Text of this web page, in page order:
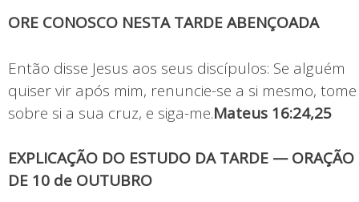
ORE CONOSCO NESTA TARDE ABENÇOADA
Então disse Jesus aos seus discípulos: Se alguém
quiser vir após mim, renuncie-se a si mesmo, tome
sobre si a sua cruz, e siga-me.Mateus 16:24,25
EXPLICAÇÃO DO ESTUDO DA TARDE — ORAÇÃO
DE 10 de OUTUBRO